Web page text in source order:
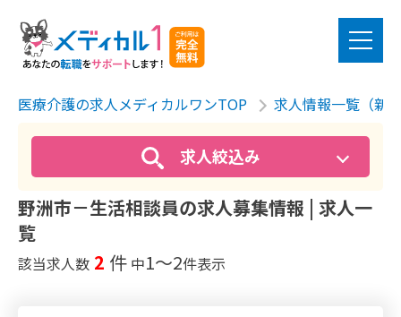
医療介護の求人メディカルワンTOP 求人情報一覧（新
求人絞込み
野洲市－生活相談員の求人募集情報 | 求人一
覧
該当求人数 2 件 中1〜2件表示